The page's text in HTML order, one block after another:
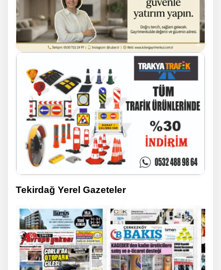
Tekirdağ Yerel Gazeteler